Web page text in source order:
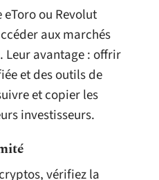
ou Revolut
aux marchés
Leur avantage : offrir
et des outils de
et copier les
investisseurs.
vérifiez la